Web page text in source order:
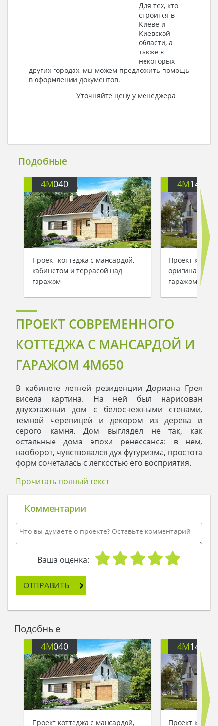
Для тех, кто
строится в
Киеве и
Киевской
области, а
также в
некоторых
других городах, мы можем предложить помощь
в оформлении документов.
Уточняйте цену у менеджера
Подобные
4M040
Проект коттеджа с мансардой,
кабинетом и террасой над
гаражом
4M140
Проект
гаражом
ПРОЕКТ СОВРЕМЕННОГО
КОТТЕДЖА С МАНСАРДОЙ И
ГАРАЖОМ 4M650
В кабинете летней резиденции Дориана Грея
висела картина. На ней был нарисован
двухэтажный дом с белоснежными стенами,
темной черепицей и декором из дерева и
серого камня. Дом выглядел не так, как
остальные дома эпохи ренессанса: в нем,
наоборот, чувствовался дух футуризма, простота
форм сочеталась с легкостью его восприятия.
что дом оживал и становился реальным. Вот
стоял на поляне, радуя его глаз. Дориан
мысленно заходил в особняк, попадал сначала
во встроенный гараж на первом этаже, затем
перемещался в гостиную, часть которой
служила столовой, усаживался за стол и просто
наслаждался тем, что находится здесь.
этаж. Здесь веяло покоем и расслаблением:
четыре двери вели в спальни. И каждая из них
приютить в своих стенах человека и одарить его
королевским сном на новых кроватях.
Дориан открывал глаза, и мечты уплывали,
словно корабли вдаль.
- В этом году, после моего дня рождения, я
отправлюсь с картиной к архитектору, и
попрошу его построить для меня такой же дом, -
решился он на достойный поступок. – Ведь
мечты должны, обязаны, сбываться!
Прочитать полный текст
Комментарии
Ваша оценка:
ОТПРАВИТЬ
Подобные
4M040
Проект коттеджа с мансардой,
4M140
Проект